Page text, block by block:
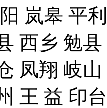
岚皋 平
西乡 勉
凤翔 岐
王 益 印